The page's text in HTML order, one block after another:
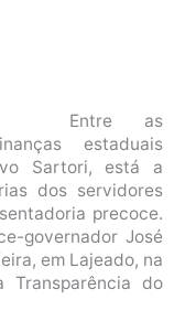
Entre as
estaduais
Sartori, está a
dos servidores
precoce.
governador José
em Lajeado, na
Transparência do